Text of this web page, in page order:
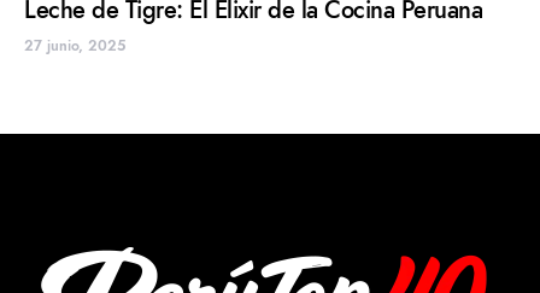
Leche de Tigre: El Elixir de la Cocina Peruana
27 junio, 2025